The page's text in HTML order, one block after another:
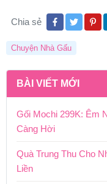
Chia sẻ
Chuyện Nhà Gấu
BÀI VIẾT MỚI
Gối Mochi 299K: Êm
Càng Hời
Quà Trung Thu Cho
Liền